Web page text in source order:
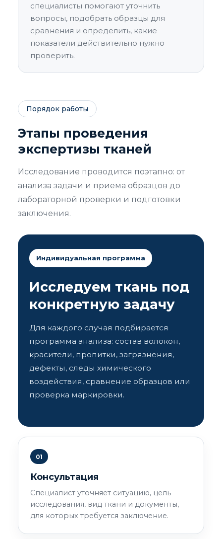
специалисты помогают уточнить
вопросы, подобрать образцы для
сравнения и определить, какие
показатели действительно нужно
проверить.
Порядок работы
Этапы проведения
экспертизы тканей
Исследование проводится поэтапно: от
анализа задачи и приема образцов до
лабораторной проверки и подготовки
заключения.
Индивидуальная программа
Исследуем ткань под
конкретную задачу
Для каждого случая подбирается
программа анализа: состав волокон,
красители, пропитки, загрязнения,
дефекты, следы химического
воздействия, сравнение образцов или
проверка маркировки.
01
Консультация
Специалист уточняет ситуацию, цель
исследования, вид ткани и документы,
для которых требуется заключение.